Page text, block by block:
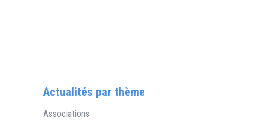
Actualités par thème
Associations